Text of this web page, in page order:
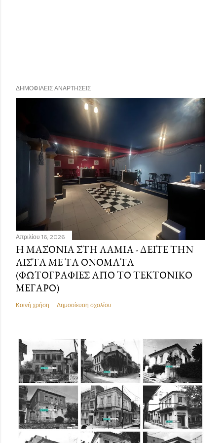
ΔΗΜΟΦΙΛΕΊΣ ΑΝΑΡΤΉΣΕΙΣ
Απριλίου 16, 2026
Η ΜΑΣΟΝΊΑ ΣΤΗ ΛΑΜΊΑ - ΔΕΊΤΕ ΤΗΝ
ΛΊΣΤΑ ΜΕ ΤΑ ΟΝΌΜΑΤΑ
(ΦΩΤΟΓΡΑΦΊΕΣ ΑΠΌ ΤΟ ΤΕΚΤΟΝΙΚΌ
ΜΈΓΑΡΟ)
Κοινή χρήση Δημοσίευση σχολίου